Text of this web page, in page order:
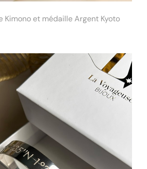
Kimono et médaille Argent Kyoto